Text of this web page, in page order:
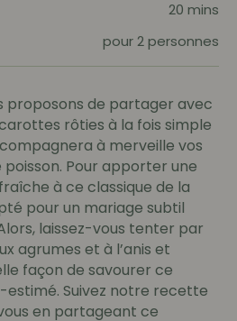
20 mins
pour 2 personnes
proposons de partager avec
rôties à la fois simple
à merveille vos
Pour apporter une
à ce classique de la
pour un mariage subtil
laissez-vous tenter par
agrumes et à l’anis et
façon de savourer ce
estimé. Suivez notre recette
en partageant ce